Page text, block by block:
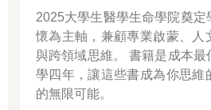
2025大學生醫學生命學院奠定
懷為主軸，兼顧專業啟蒙、人
與跨領域思維。 書籍是成本最
學四年，讓這些書成為你思維
的無限可能。